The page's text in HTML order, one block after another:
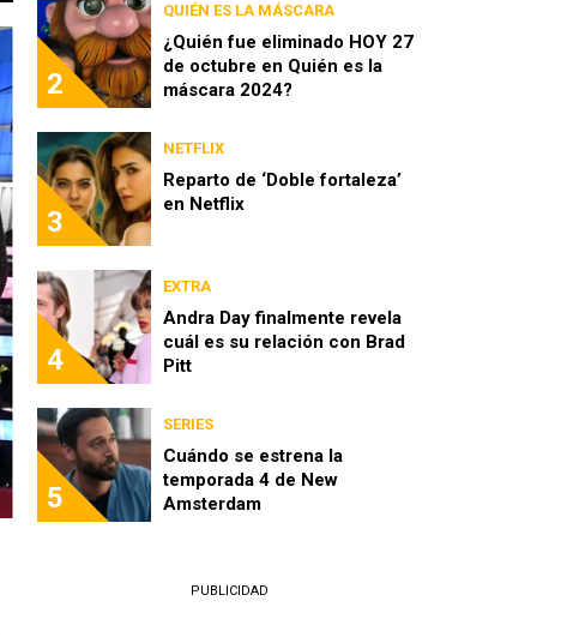
2
QUIÉN ES LA MÁSCARA
¿Quién fue eliminado HOY 27
de octubre en Quién es la
máscara 2024?
3
NETFLIX
Reparto de ‘Doble fortaleza’
en Netflix
4
EXTRA
Andra Day finalmente revela
cuál es su relación con Brad
Pitt
5
SERIES
Cuándo se estrena la
temporada 4 de New
Amsterdam
PUBLICIDAD